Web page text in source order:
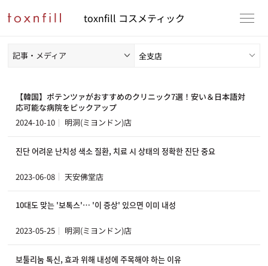
toxnfill コスメティック
記事・メディア
【韓国】ポテンツァがおすすめのクリニック7選！安い＆日本語対
応可能な病院をピックアップ
2024-10-10
明洞(ミヨンドン)店
진단 어려운 난치성 색소 질환, 치료 시 상태의 정확한 진단 중요
2023-06-08 天安佛堂店
10대도 맞는 '보톡스'… '이 증상' 있으면 이미 내성
2023-05-25 明洞(ミヨンドン)店
보툴리눔 톡신, 효과 위해 내성에 주목해야 하는 이유